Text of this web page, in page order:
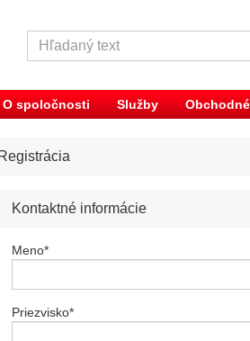
O spoločnosti Služby
Registrácia
Kontaktné informácie
Meno*
Priezvisko*